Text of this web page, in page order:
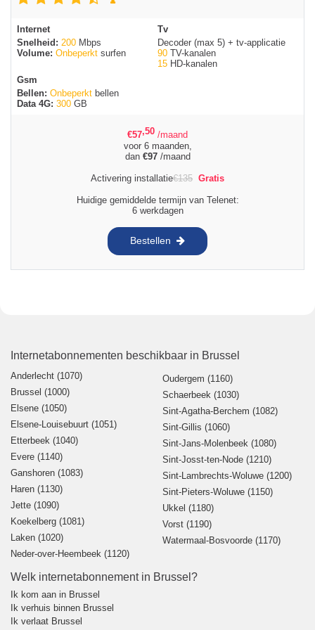
Internet
Snelheid: 200 Mbps
Volume: Onbeperkt surfen
Tv
Decoder (max 5) + tv-applicatie
90 TV-kanalen
15 HD-kanalen
Gsm
Bellen: Onbeperkt bellen
Data 4G: 300 GB
€57,50 /maand
voor 6 maanden,
dan €97/maand
Activering installatie€135 Gratis
Huidige gemiddelde termijn van Telenet:
6 werkdagen
Bestellen
Internetabonnementen beschikbaar in Brussel
Anderlecht (1070)
Brussel (1000)
Elsene (1050)
Elsene-Louisebuurt (1051)
Etterbeek (1040)
Evere (1140)
Ganshoren (1083)
Haren (1130)
Jette (1090)
Koekelberg (1081)
Laken (1020)
Neder-over-Heembeek (1120)
Oudergem (1160)
Schaerbeek (1030)
Sint-Agatha-Berchem (1082)
Sint-Gillis (1060)
Sint-Jans-Molenbeek (1080)
Sint-Josst-ten-Node (1210)
Sint-Lambrechts-Woluwe (1200)
Sint-Pieters-Woluwe (1150)
Ukkel (1180)
Vorst (1190)
Watermaal-Bosvoorde (1170)
Welk internetabonnement in Brussel?
Ik kom aan in Brussel
Ik verhuis binnen Brussel
Ik verlaat Brussel